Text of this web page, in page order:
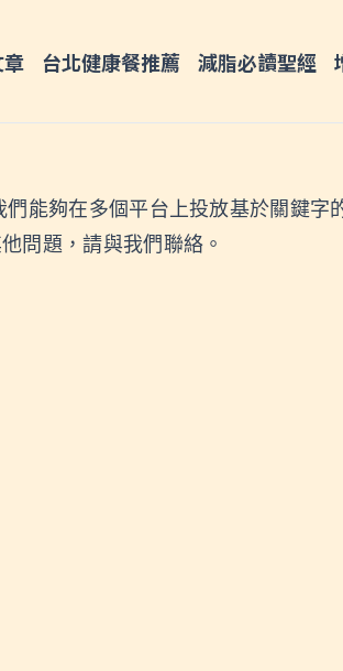
台北健康餐推薦 減脂必讀聖經
能夠在多個平台上投放基於關鍵字
問題，請與我們聯絡。